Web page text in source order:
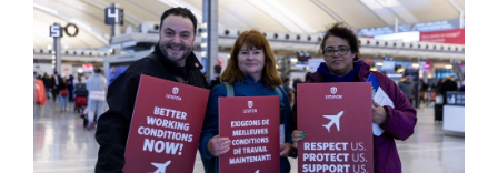
Main
Image
Image